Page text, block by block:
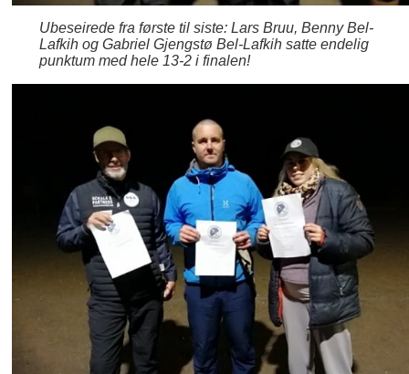
Ubeseirede fra første til siste: Lars Bruu, Benny Bel-
Lafkih og Gabriel Gjengstø Bel-Lafkih satte endelig
punktum med hele 13-2 i finalen!